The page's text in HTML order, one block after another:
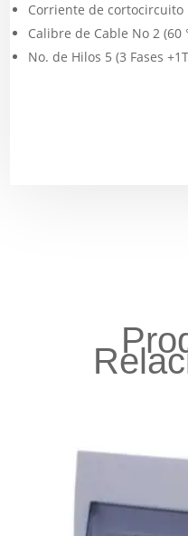
Corriente de cortocircuito
Calibre de Cable No 2 (60
No. de Hilos 5 (3 Fases